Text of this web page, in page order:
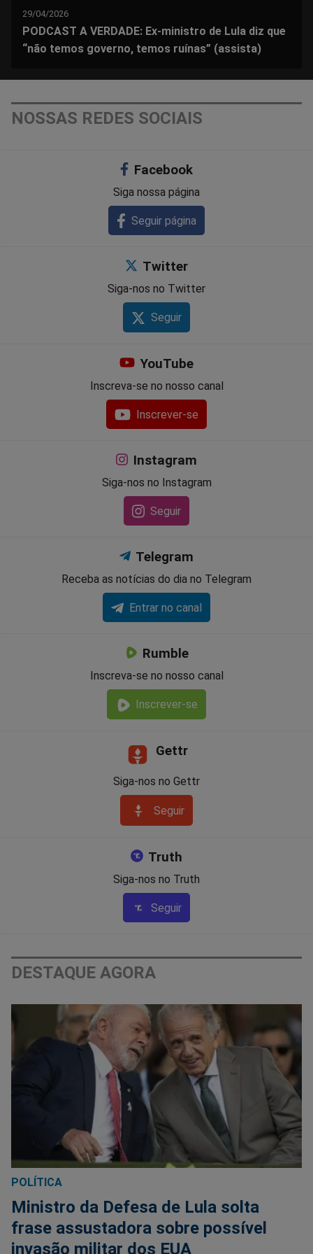
29/04/2026
PODCAST A VERDADE: Ex-ministro de Lula diz que
“não temos governo, temos ruínas” (assista)
NOSSAS REDES SOCIAIS
Facebook
Siga nossa página
Seguir página
Twitter
Siga-nos no Twitter
Seguir
YouTube
Inscreva-se no nosso canal
Inscrever-se
Instagram
Siga-nos no Instagram
Seguir
Telegram
Receba as notícias do dia no Telegram
Entrar no canal
Rumble
Inscreva-se no nosso canal
Inscrever-se
Gettr
Siga-nos no Gettr
Seguir
Truth
Siga-nos no Truth
Seguir
DESTAQUE AGORA
POLÍTICA
Ministro da Defesa de Lula solta
frase assustadora sobre possível
invasão militar dos EUA